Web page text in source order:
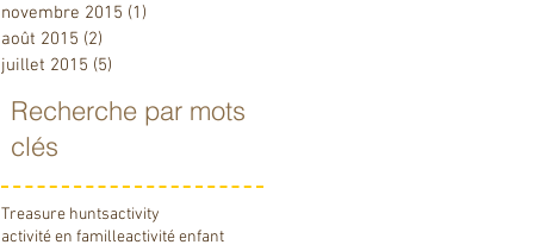
novembre 2015 (1)
août 2015 (2)
juillet 2015 (5)
Recherche par mots
clés
Treasure huntsactivity
activité en familleactivité enfant